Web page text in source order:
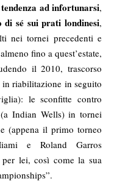
tendenza ad infortunarsi,
di sé sui prati londinesi,
nei tornei precedenti e
fino a quest’estate,
il 2010, trascorso
in riabilitazione in seguito
le sconfitte contro
Indian Wells) in tornei
(appena il primo torneo
e Roland Garros
per lei, così come la sua